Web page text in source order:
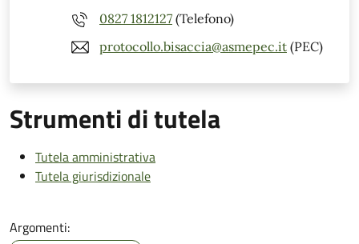
0827 1812127 (Telefono)
protocollo.bisaccia@asmepec.it (PEC)
Strumenti di tutela
Tutela amministrativa
Tutela giurisdizionale
Argomenti: